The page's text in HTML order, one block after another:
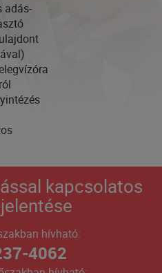
adás-
kapcsolatos
hívható:
4062